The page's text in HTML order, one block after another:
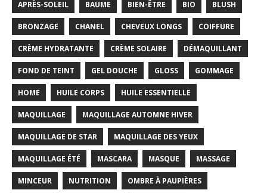
APRÈS-SOLEIL BAUME BIEN-ÊTRE BIO BLUSH
BRONZAGE CHANEL CHEVEUX LONGS COIFFURE
CRÈME HYDRATANTE CRÈME SOLAIRE DÉMAQUILLANT
FOND DE TEINT GEL DOUCHE GLOSS GOMMAGE
HOME HUILE CORPS HUILE ESSENTIELLE
MAQUILLAGE MAQUILLAGE AUTOMNE HIVER
MAQUILLAGE DE STAR MAQUILLAGE DES YEUX
MAQUILLAGE ÉTÉ MASCARA MASQUE MASSAGE
MINCEUR NUTRITION OMBRE À PAUPIÈRES